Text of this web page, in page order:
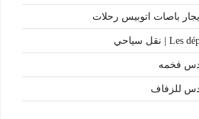
باصات اتوبيس رحلات
فخمه
للزفاف